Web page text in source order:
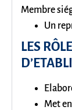
Membre
Un
LES
Met